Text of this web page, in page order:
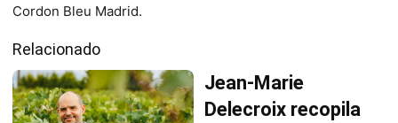
Cordon Bleu Madrid.
Relacionado
Jean-Marie
Delecroix recopila